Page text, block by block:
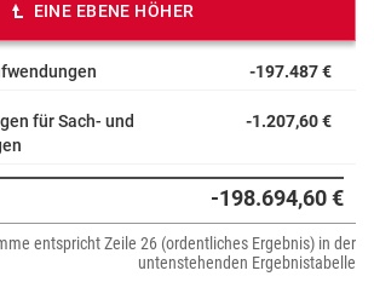
EINE EBENE HÖHER
-197.487 €
für Sach- und
-1.207,60 €
-198.694,60 €
entspricht Zeile 26 (ordentliches Ergebnis) in der
untenstehenden Ergebnistabelle